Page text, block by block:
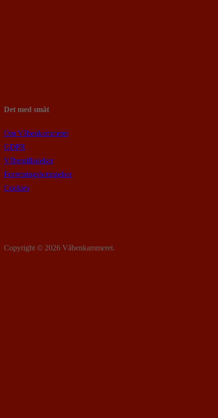
Det med småt
Om Våbenkammeret
GDPR
Våbentilladelser
Forretningsbetingelser
Cookies
Copyright © 2026 Våbenkammeret.